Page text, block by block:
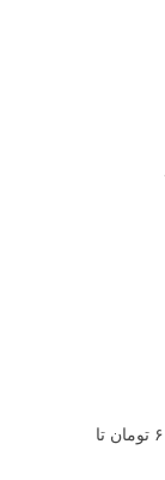
محدوده قیمت: ۶۰,۰۰۰ تومان تا